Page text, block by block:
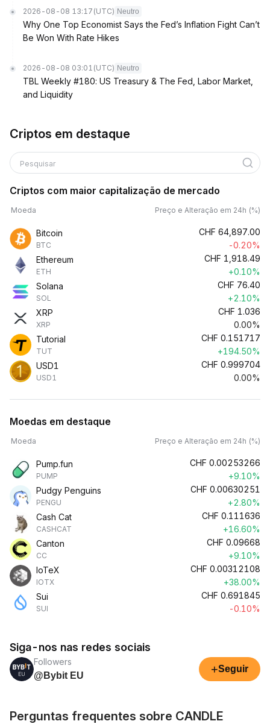
2026-08-08 13:17 (UTC) Neutro
Why One Top Economist Says the Fed’s Inflation Fight Can’t
Be Won With Rate Hikes
2026-08-08 03:01 (UTC) Neutro
TBL Weekly #180: US Treasury & The Fed, Labor Market,
and Liquidity
Criptos em destaque
Pesquisar
Criptos com maior capitalização de mercado
Moeda Preço e Alteração em 24h (%)
Bitcoin
BTC
CHF 64,897.00
-0.20%
Ethereum
ETH
CHF 1,918.49
+0.10%
Solana
SOL
CHF 76.40
+2.10%
XRP
XRP
CHF 1.036
0.00%
Tutorial
TUT
CHF 0.151717
+194.50%
USD1
USD1
CHF 0.999704
0.00%
Moedas em destaque
Moeda Preço e Alteração em 24h (%)
Pump.fun
PUMP
CHF 0.00253266
+9.10%
Pudgy Penguins
PENGU
CHF 0.00630251
+2.80%
Cash Cat
CASHCAT
CHF 0.111636
+16.60%
Canton
CC
CHF 0.09668
+9.10%
IoTeX
IOTX
CHF 0.00312108
+38.00%
Sui
SUI
CHF 0.691845
-0.10%
Siga-nos nas redes sociais
Followers
@Bybit EU
+Seguir
Perguntas frequentes sobre CANDLE